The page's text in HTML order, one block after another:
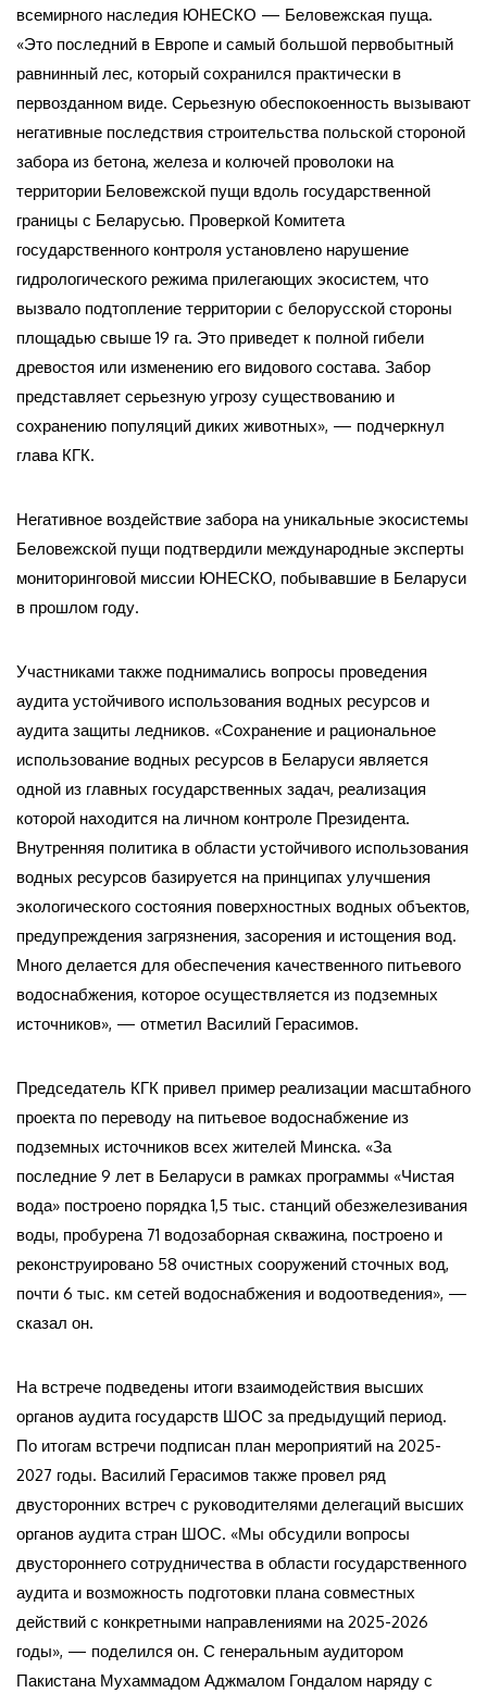
всемирного наследия ЮНЕСКО — Беловежская пуща.
«Это последний в Европе и самый большой первобытный
равнинный лес, который сохранился практически в
первозданном виде. Серьезную обеспокоенность вызывают
негативные последствия строительства польской стороной
забора из бетона, железа и колючей проволоки на
территории Беловежской пущи вдоль государственной
границы с Беларусью. Проверкой Комитета
государственного контроля установлено нарушение
гидрологического режима прилегающих экосистем, что
вызвало подтопление территории с белорусской стороны
площадью свыше 19 га. Это приведет к полной гибели
древостоя или изменению его видового состава. Забор
представляет серьезную угрозу существованию и
сохранению популяций диких животных», — подчеркнул
глава КГК.
Негативное воздействие забора на уникальные экосистемы
Беловежской пущи подтвердили международные эксперты
мониторинговой миссии ЮНЕСКО, побывавшие в Беларуси
в прошлом году.
Участниками также поднимались вопросы проведения
аудита устойчивого использования водных ресурсов и
аудита защиты ледников. «Сохранение и рациональное
использование водных ресурсов в Беларуси является
одной из главных государственных задач, реализация
которой находится на личном контроле Президента.
Внутренняя политика в области устойчивого использования
водных ресурсов базируется на принципах улучшения
экологического состояния поверхностных водных объектов,
предупреждения загрязнения, засорения и истощения вод.
Много делается для обеспечения качественного питьевого
водоснабжения, которое осуществляется из подземных
источников», — отметил Василий Герасимов.
Председатель КГК привел пример реализации масштабного
проекта по переводу на питьевое водоснабжение из
подземных источников всех жителей Минска. «За
последние 9 лет в Беларуси в рамках программы «Чистая
вода» построено порядка 1,5 тыс. станций обезжелезивания
воды, пробурена 71 водозаборная скважина, построено и
реконструировано 58 очистных сооружений сточных вод,
почти 6 тыс. км сетей водоснабжения и водоотведения», —
сказал он.
На встрече подведены итоги взаимодействия высших
органов аудита государств ШОС за предыдущий период.
По итогам встречи подписан план мероприятий на 2025-
2027 годы. Василий Герасимов также провел ряд
двусторонних встреч с руководителями делегаций высших
органов аудита стран ШОС. «Мы обсудили вопросы
двустороннего сотрудничества в области государственного
аудита и возможность подготовки плана совместных
действий с конкретными направлениями на 2025-2026
годы», — поделился он. С генеральным аудитором
Пакистана Мухаммадом Аджмалом Гондалом наряду с